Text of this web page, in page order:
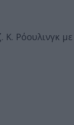
Κ. Ρόουλινγκ με